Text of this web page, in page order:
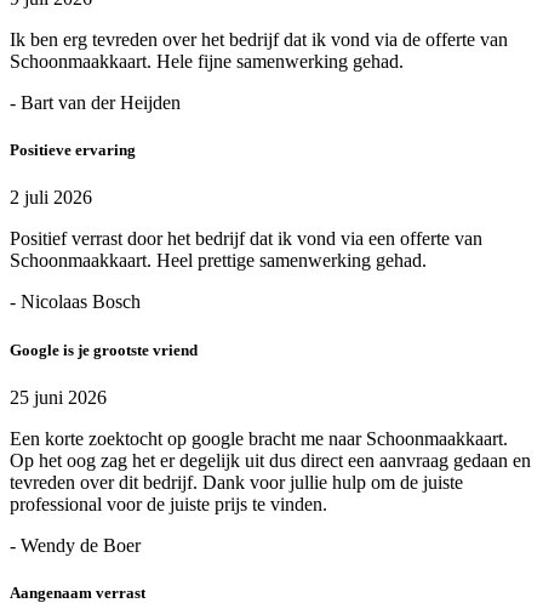
Ik ben erg tevreden over het bedrijf dat ik vond via de offerte van
Schoonmaakkaart. Hele fijne samenwerking gehad.
- Bart van der Heijden
Positieve ervaring
2 juli 2026
Positief verrast door het bedrijf dat ik vond via een offerte van
Schoonmaakkaart. Heel prettige samenwerking gehad.
- Nicolaas Bosch
Google is je grootste vriend
25 juni 2026
Een korte zoektocht op google bracht me naar Schoonmaakkaart.
Op het oog zag het er degelijk uit dus direct een aanvraag gedaan en
tevreden over dit bedrijf. Dank voor jullie hulp om de juiste
professional voor de juiste prijs te vinden.
- Wendy de Boer
Aangenaam verrast